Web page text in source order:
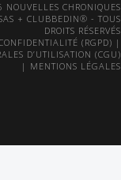
CHRONIQUES
+ CLUBBEDIN® - TOUS
DROITS RÉSERVÉS
(RGPD) |
D’UTILISATION (CGU)
| MENTIONS LÉGALES